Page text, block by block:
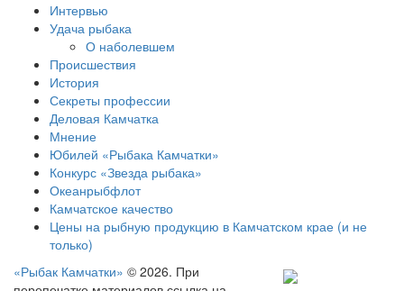
Интервью
Удача рыбака
О наболевшем
Происшествия
История
Секреты профессии
Деловая Камчатка
Мнение
Юбилей «Рыбака Камчатки»
Конкурс «Звезда рыбака»
Океанрыбфлот
Камчатское качество
Цены на рыбную продукцию в Камчатском крае (и не
только)
«Рыбак Камчатки» © 2026. При